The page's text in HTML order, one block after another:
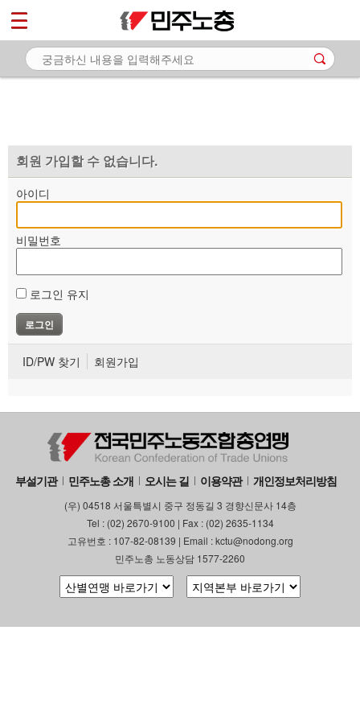
회원 가입할 수 없습니다.
아이디
비밀번호
로그인 유지
ID/PW 찾기 회원가입
부설기관 민주노총 소개 오시는 길 이용약관 개인정보처리방침
(우) 04518 서울특별시 중구 정동길 3 경향신문사 14층
Tel : (02) 2670-9100 | Fax : (02) 2635-1134
고유번호 : 107-82-08139 | Email : kctu@nodong.org
민주노총 노동상담 1577-2260
마이페이지
소개
자료
부설기관